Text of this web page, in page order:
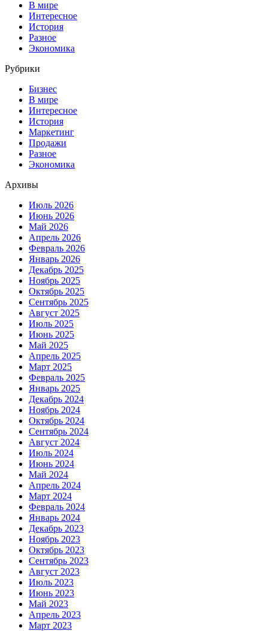
В мире
Интересное
История
Разное
Экономика
Рубрики
Бизнес
В мире
Интересное
История
Маркетинг
Продажи
Разное
Экономика
Архивы
Июль 2026
Июнь 2026
Май 2026
Апрель 2026
Февраль 2026
Январь 2026
Декабрь 2025
Ноябрь 2025
Октябрь 2025
Сентябрь 2025
Август 2025
Июль 2025
Июнь 2025
Май 2025
Апрель 2025
Март 2025
Февраль 2025
Январь 2025
Декабрь 2024
Ноябрь 2024
Октябрь 2024
Сентябрь 2024
Август 2024
Июль 2024
Июнь 2024
Май 2024
Апрель 2024
Март 2024
Февраль 2024
Январь 2024
Декабрь 2023
Ноябрь 2023
Октябрь 2023
Сентябрь 2023
Август 2023
Июль 2023
Июнь 2023
Май 2023
Апрель 2023
Март 2023